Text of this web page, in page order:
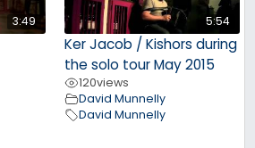
3:49 5:54
Ker Jacob / Kishors during
the solo tour May 2015
120views
David Munnelly
David Munnelly